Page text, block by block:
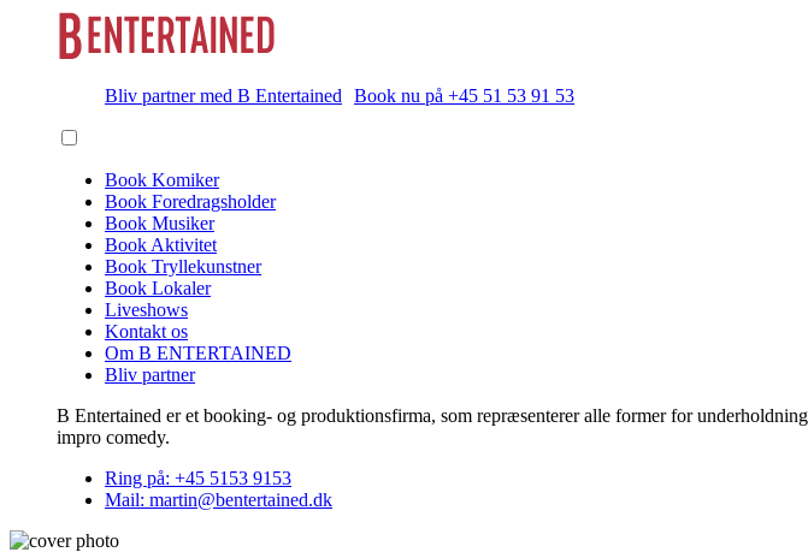
Bliv partner med B Entertained Book nu på +45 51 53 91 53
Book Komiker
Book Foredragsholder
Book Musiker
Book Aktivitet
Book Tryllekunstner
Book Lokaler
Liveshows
Kontakt os
Om B ENTERTAINED
Bliv partner
B Entertained er et booking- og produktionsfirma, som repræsenterer alle former for
impro comedy.
Ring på: +45 5153 9153
Mail: martin@bentertained.dk